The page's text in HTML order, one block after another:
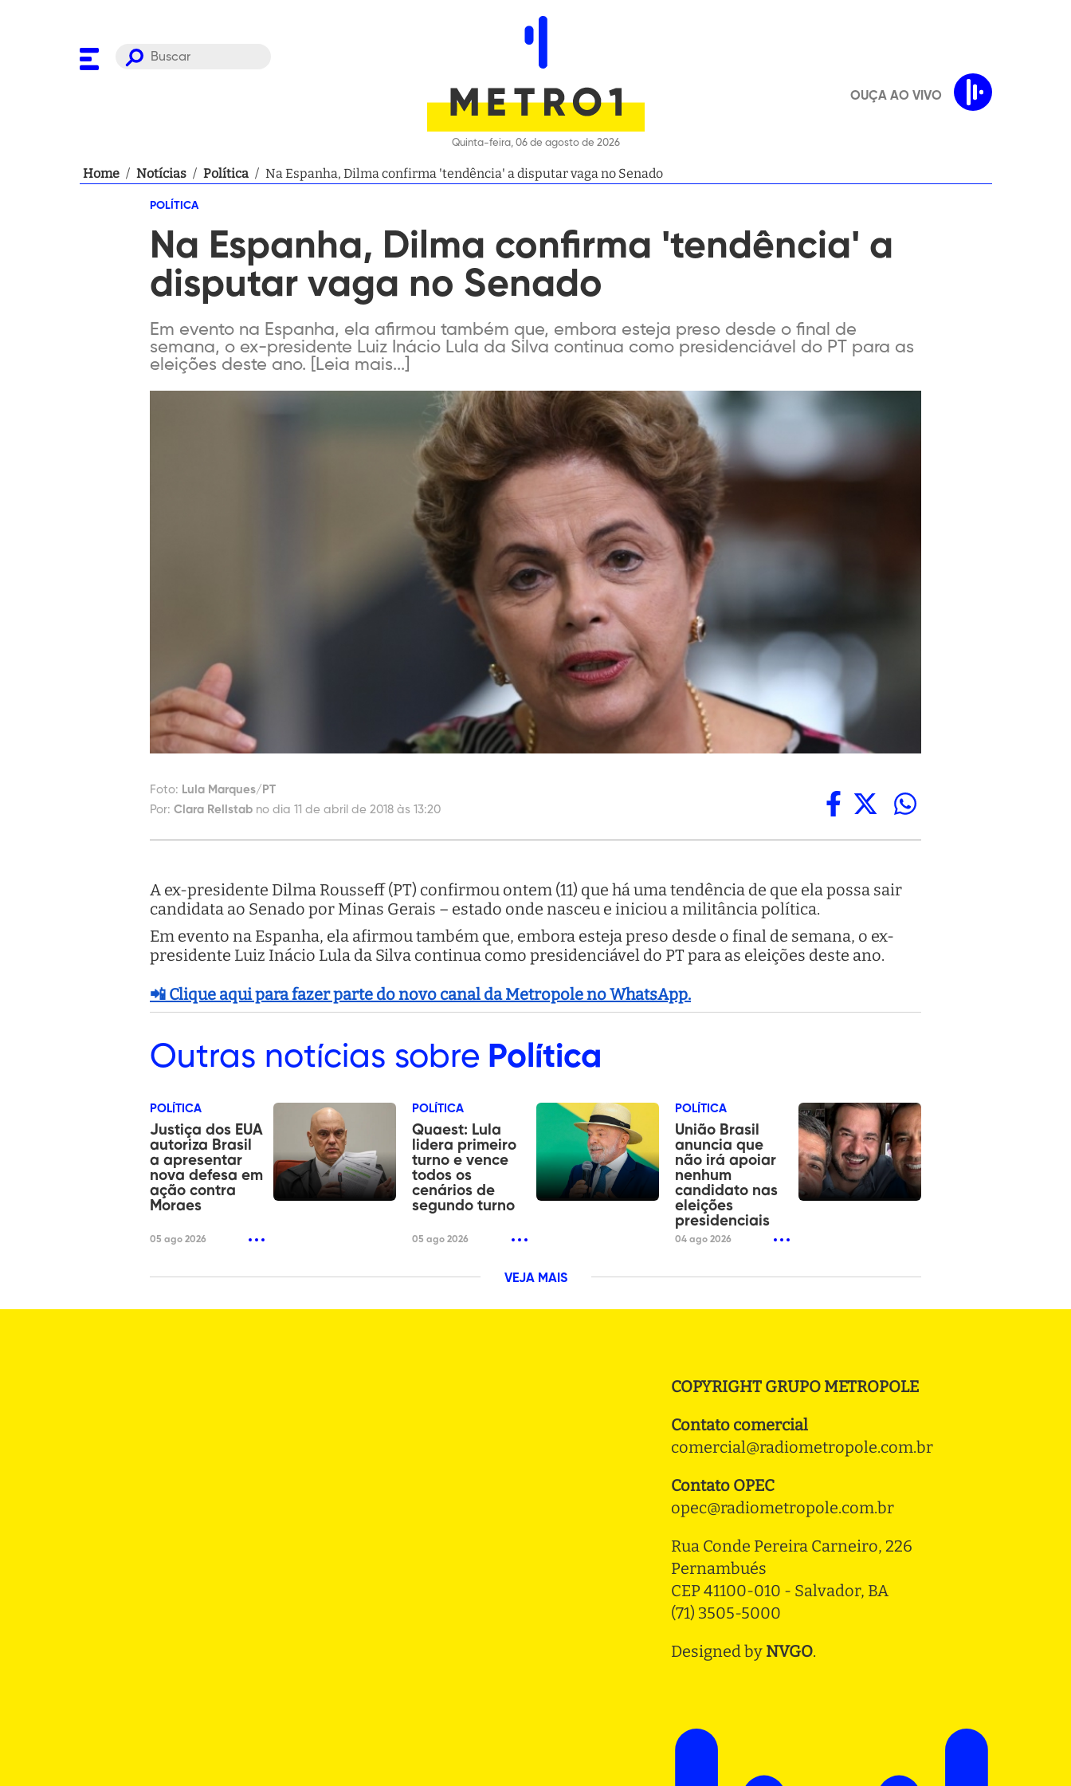
Quinta-feira, 06 de agosto de 2026
OUÇA AO VIVO
Home / Notícias / Política / Na Espanha, Dilma confirma ʹtendênciaʹ a disputar vaga no Senado
POLÍTICA
Na Espanha, Dilma confirma ʹtendênciaʹ a
disputar vaga no Senado
Em evento na Espanha, ela afirmou também que, embora esteja preso desde o final de
semana, o ex-presidente Luiz Inácio Lula da Silva continua como presidenciável do PT para as
eleições deste ano. [Leia mais...]
Foto: Lula Marques/PT
Por: Clara Rellstab no dia 11 de abril de 2018 às 13:20
A ex-presidente Dilma Rousseff (PT) confirmou ontem (11) que há uma tendência de que ela possa sair
candidata ao Senado por Minas Gerais – estado onde nasceu e iniciou a militância política.
Em evento na Espanha, ela afirmou também que, embora esteja preso desde o final de semana, o ex-
presidente Luiz Inácio Lula da Silva continua como presidenciável do PT para as eleições deste ano.
📲 Clique aqui para fazer parte do novo canal da Metropole no WhatsApp.
Outras notícias sobre Política
POLÍTICA
Justiça dos EUA
autoriza Brasil
a apresentar
nova defesa em
ação contra
Moraes
05 ago 2026
POLÍTICA
Quaest: Lula
lidera primeiro
turno e vence
todos os
cenários de
segundo turno
05 ago 2026
POLÍTICA
União Brasil
anuncia que
não irá apoiar
nenhum
candidato nas
eleições
presidenciais
04 ago 2026
VEJA MAIS
COPYRIGHT GRUPO METROPOLE
Contato comercial
comercial@radiometropole.com.br
Contato OPEC
opec@radiometropole.com.br
Rua Conde Pereira Carneiro, 226
Pernambués
CEP 41100-010 - Salvador, BA
(71) 3505-5000
Designed by NVGO.